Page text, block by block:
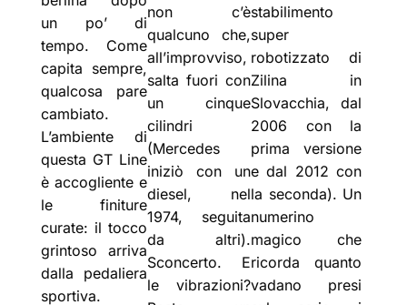
un po’ di
tempo. Come
capita sempre,
qualcosa pare
cambiato.
L’ambiente di
questa GT Line
è accogliente e
le finiture
curate: il tocco
grintoso arriva
dalla pedaliera
sportiva.
non c’è
qualcuno che,
all’improvviso,
salta fuori con
un cinque
cilindri
(Mercedes
iniziò con un
diesel, nel
1974, seguita
da altri).
Sconcerto. E
le vibrazioni?
stabilimento
super
robotizzato di
Zilina in
Slovacchia, dal
2006 con la
prima versione
e dal 2012 con
la seconda). Un
numerino
magico che
ricorda quanto
vadano presi